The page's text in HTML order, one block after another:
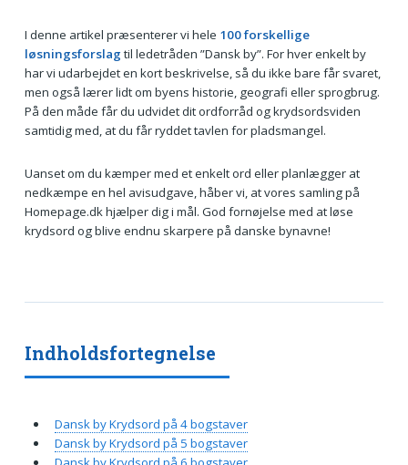
I denne artikel præsenterer vi hele 100 forskellige
løsningsforslag til ledetråden ”Dansk by”. For hver enkelt by
har vi udarbejdet en kort beskrivelse, så du ikke bare får svaret,
men også lærer lidt om byens historie, geografi eller sprogbrug.
På den måde får du udvidet dit ordforråd og krydsordsviden
samtidig med, at du får ryddet tavlen for pladsmangel.
Uanset om du kæmper med et enkelt ord eller planlægger at
nedkæmpe en hel avisudgave, håber vi, at vores samling på
Homepage.dk hjælper dig i mål. God fornøjelse med at løse
krydsord og blive endnu skarpere på danske bynavne!
Indholdsfortegnelse
Dansk by Krydsord på 4 bogstaver
Dansk by Krydsord på 5 bogstaver